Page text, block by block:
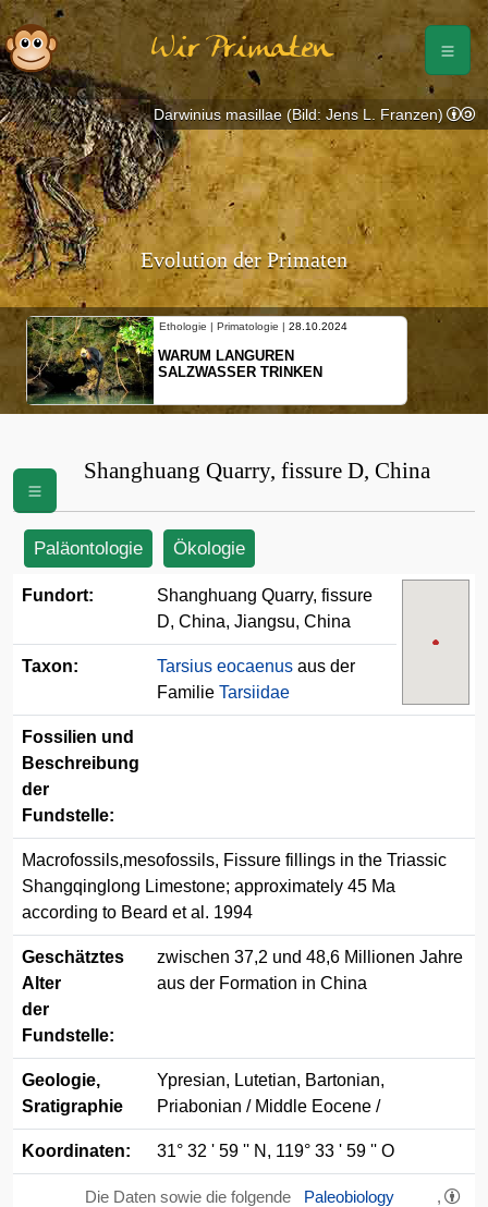
Wir Primaten
Evolution der Primaten
Ethologie | Primatologie | 28.10.2024
WARUM LANGUREN
SALZWASSER TRINKEN
Darwinius masillae (Bild: Jens L. Franzen)
Shanghuang Quarry, fissure D, China
Paläontologie Ökologie
Fundort:
Shanghuang Quarry, fissure
D, China, Jiangsu, China
Taxon: Tarsius eocaenus aus der
Familie Tarsiidae
Fossilien und
Beschreibung
der
Fundstelle:
Macrofossils,mesofossils, Fissure fillings in the Triassic
Shangqinglong Limestone; approximately 45 Ma
according to Beard et al. 1994
Geschätztes
Alter
der
Fundstelle:
zwischen 37,2 und 48,6 Millionen Jahre
aus der Formation in China
Geologie,
Sratigraphie
Ypresian, Lutetian, Bartonian,
Priabonian / Middle Eocene /
Koordinaten: 31° 32 ' 59 '' N, 119° 33 ' 59 '' O
Die Daten sowie die folgende
Paleobiology
,